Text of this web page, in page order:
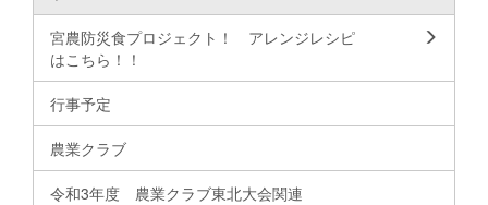
宮農防災食プロジェクト！ アレンジレシピ
はこちら！！
行事予定
農業クラブ
令和3年度 農業クラブ東北大会関連